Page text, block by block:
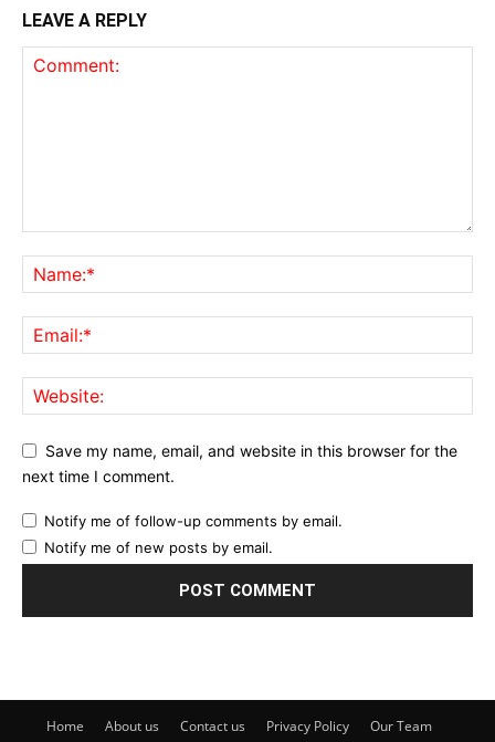
LEAVE A REPLY
Save my name, email, and website in this browser for the
next time I comment.
Notify me of follow-up comments by email.
Notify me of new posts by email.
Home About us Contact us Privacy Policy
Our Team